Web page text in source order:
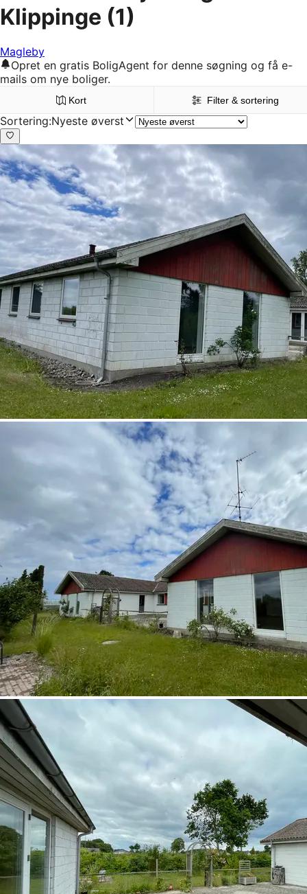
Klippinge (1)
Magleby
Opret en gratis BoligAgent for denne søgning og få e-
mails om nye boliger.
Kort Filter & sortering
Sortering:Nyeste øverst